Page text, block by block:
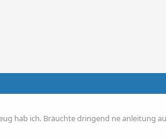
hab ich. Bräuchte dringend ne anleitung